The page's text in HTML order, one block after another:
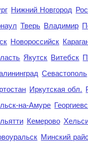
Нижний Новгород
Тверь Владимир
Новороссийск
Якутск Витебск
Севастополь
Иркутская обл.
на-Амуре
Кемерово
Минский